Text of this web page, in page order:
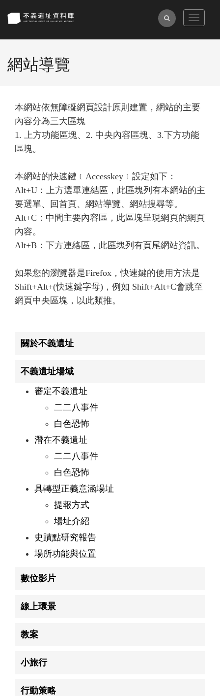
到
要
容
全
Toggle
網站導覽
本網站依無障礙網頁設計原則建置，網站的主要
內容分為三大區塊
1. 上方功能區塊、2. 中央內容區塊、3.下方功能
區塊。
本網站的快速鍵﹝Accesskey﹞設定如下：
Alt+U：上方選單連結區，此區塊列有本網站的主
要選單、回首頁、網站導覽、網站搜尋等。
Alt+C：中間主要內容區，此區塊呈現網頁的網頁
內容。
Alt+B：下方連絡區，此區塊列有頁尾網站資訊。
如果您的瀏覽器是Firefox，快速鍵的使用方法是
Shift+Alt+(快速鍵字母)，例如 Shift+Alt+C會跳至
網頁中央區塊，以此類推。
關於不義遺址
不義遺址場域
審定不義遺址
二二八事件
白色恐怖
潛在不義遺址
二二八事件
白色恐怖
具轉型正義意涵場址
提報方式
場址介紹
史蹟點研究報告
場所功能與位置
數位影片
線上環景
教案
小旅行
行動策略